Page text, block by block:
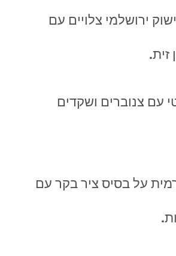
ירושלמי צלויים עם
זית.
עם צנוברים ושקדים
על בסיס ציר בקר עם